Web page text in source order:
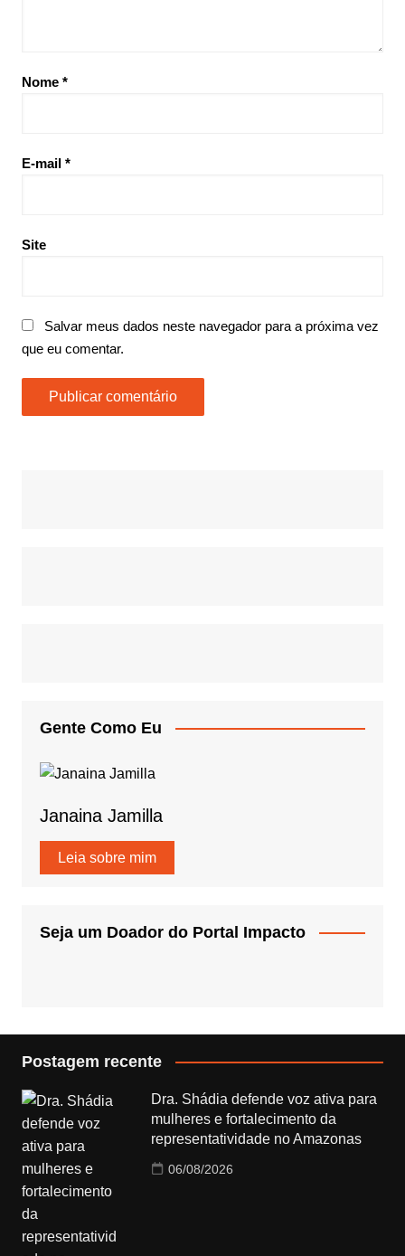
Nome *
E-mail *
Site
Salvar meus dados neste navegador para a próxima vez
que eu comentar.
Gente Como Eu
Janaina Jamilla
Leia sobre mim
Seja um Doador do Portal Impacto
Postagem recente
Dra. Shádia defende voz ativa para
mulheres e fortalecimento da
representatividade no Amazonas
06/08/2026